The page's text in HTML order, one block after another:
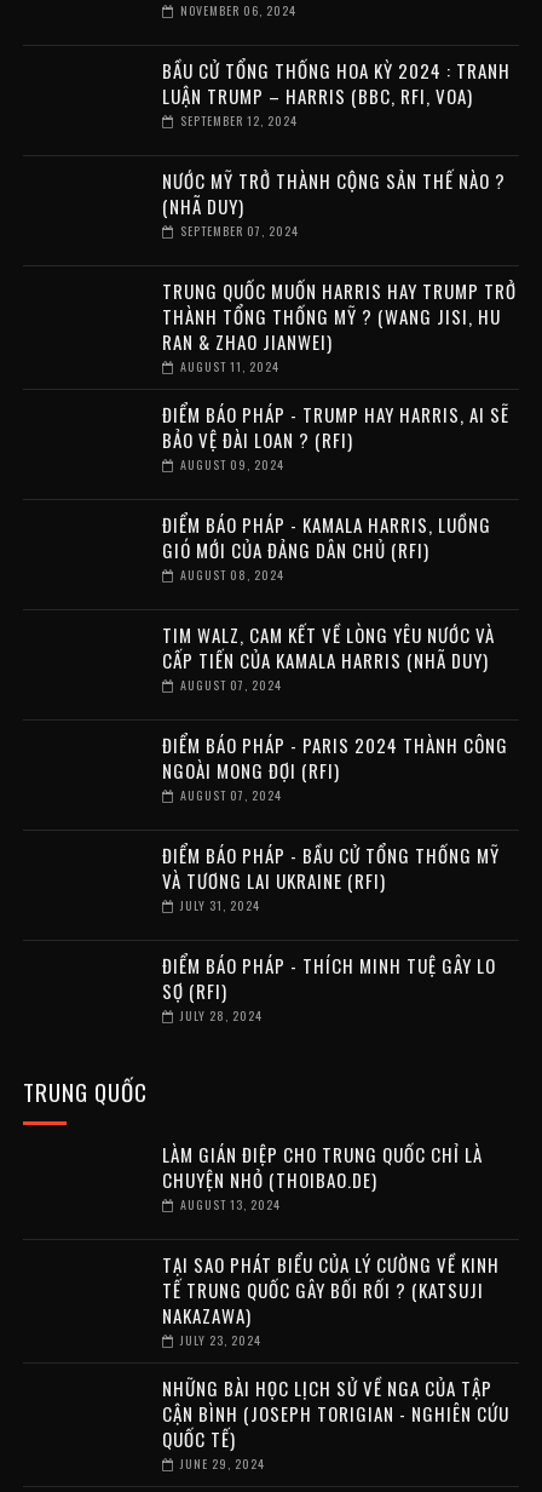
NOVEMBER 06, 2024
BẦU CỬ TỔNG THỐNG HOA KỲ 2024 : TRANH
LUẬN TRUMP – HARRIS (BBC, RFI, VOA)
SEPTEMBER 12, 2024
NƯỚC MỸ TRỞ THÀNH CỘNG SẢN THẾ NÀO ?
(NHÃ DUY)
SEPTEMBER 07, 2024
TRUNG QUỐC MUỐN HARRIS HAY TRUMP TRỞ
THÀNH TỔNG THỐNG MỸ ? (WANG JISI, HU
RAN & ZHAO JIANWEI)
AUGUST 11, 2024
ĐIỂM BÁO PHÁP - TRUMP HAY HARRIS, AI SẼ
BẢO VỆ ĐÀI LOAN ? (RFI)
AUGUST 09, 2024
ĐIỂM BÁO PHÁP - KAMALA HARRIS, LUỒNG
GIÓ MỚI CỦA ĐẢNG DÂN CHỦ (RFI)
AUGUST 08, 2024
TIM WALZ, CAM KẾT VỀ LÒNG YÊU NƯỚC VÀ
CẤP TIẾN CỦA KAMALA HARRIS (NHÃ DUY)
AUGUST 07, 2024
ĐIỂM BÁO PHÁP - PARIS 2024 THÀNH CÔNG
NGOÀI MONG ĐỢI (RFI)
AUGUST 07, 2024
ĐIỂM BÁO PHÁP - BẦU CỬ TỔNG THỐNG MỸ
VÀ TƯƠNG LAI UKRAINE (RFI)
JULY 31, 2024
ĐIỂM BÁO PHÁP - THÍCH MINH TUỆ GÂY LO
SỢ (RFI)
JULY 28, 2024
TRUNG QUỐC
LÀM GIÁN ĐIỆP CHO TRUNG QUỐC CHỈ LÀ
CHUYỆN NHỎ (THOIBAO.DE)
AUGUST 13, 2024
TẠI SAO PHÁT BIỂU CỦA LÝ CƯỜNG VỀ KINH
TẾ TRUNG QUỐC GÂY BỐI RỐI ? (KATSUJI
NAKAZAWA)
JULY 23, 2024
NHỮNG BÀI HỌC LỊCH SỬ VỀ NGA CỦA TẬP
CẬN BÌNH (JOSEPH TORIGIAN - NGHIÊN CỨU
QUỐC TẾ)
JUNE 29, 2024